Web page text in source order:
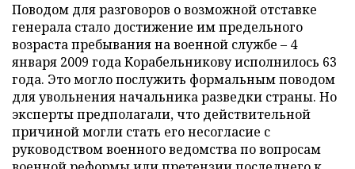
Поводом для разговоров о возможной отставке
генерала стало достижение им предельного
возраста пребывания на военной службе – 4
января 2009 года Корабельникову исполнилось 63
года. Это могло послужить формальным поводом
для увольнения начальника разведки страны. Но
эксперты предполагали, что действительной
причиной могли стать его несогласие с
руководством военного ведомства по вопросам